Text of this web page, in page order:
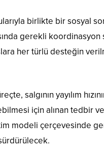
birlikte bir sosyal
gerekli
her türlü desteğin
salgının yayılım
için alınan tedbir
modeli çerçevesinde